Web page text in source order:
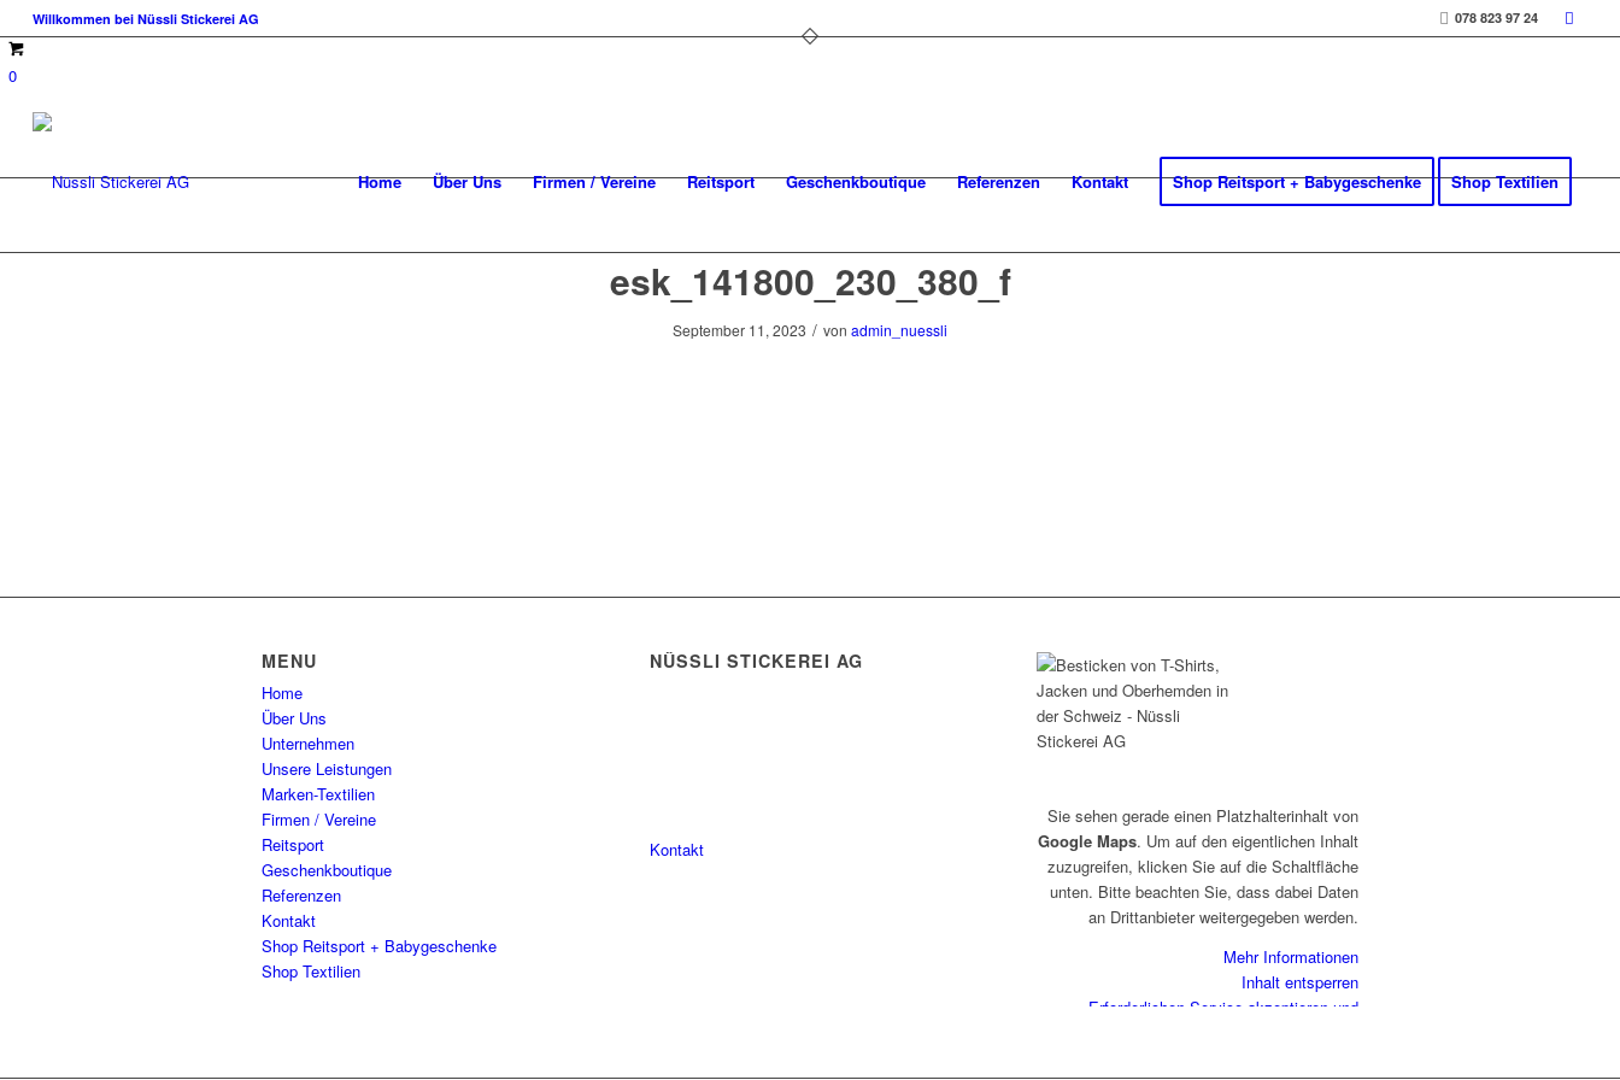
Willkommen bei Nüssli Stickerei AG 078 823 97 24
0
Home Über Uns Firmen / Vereine Reitsport Geschenkboutique Referenzen Kontakt Shop Reitsport + Babygeschenke Shop Textilien
esk_141800_230_380_f
September 11, 2023 / von admin_nuessli
MENU
Home
Über Uns
Unternehmen
Unsere Leistungen
Marken-Textilien
Firmen / Vereine
Reitsport
Geschenkboutique
Referenzen
Kontakt
Shop Reitsport + Babygeschenke
Shop Textilien
NÜSSLI STICKEREI AG
Kontakt
Sie sehen gerade einen Platzhalterinhalt von
Google Maps. Um auf den eigentlichen Inhalt
zuzugreifen, klicken Sie auf die Schaltfläche
unten. Bitte beachten Sie, dass dabei Daten
an Drittanbieter weitergegeben werden.
Mehr Informationen
Inhalt entsperren
Erforderlichen Service akzeptieren und